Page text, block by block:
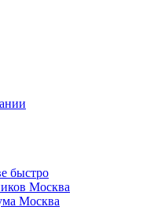
быстро
Москва
Москва